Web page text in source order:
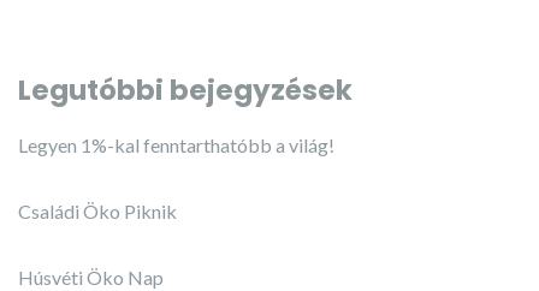
Legutóbbi bejegyzések
Legyen 1%-kal fenntarthatóbb a világ!
Családi Öko Piknik
Húsvéti Öko Nap